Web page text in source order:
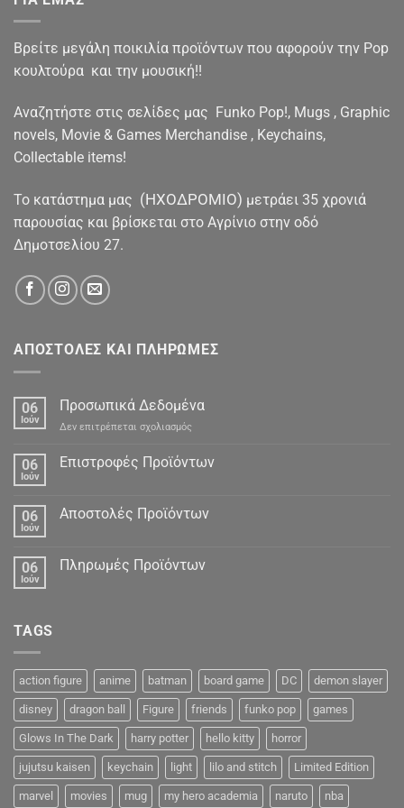
Βρείτε μεγάλη ποικιλία προϊόντων που αφορούν την Pop
κουλτούρα και την μουσική!!
Αναζητήστε στις σελίδες μας Funko Pop!, Mugs , Graphic
novels, Movie & Games Merchandise , Keychains,
Collectable items!
To κατάστημα μας (ΗΧΟΔΡΟΜΙΟ) μετράει 35 χρονιά
παρουσίας και βρίσκεται στο Αγρίνιο στην οδό
Δημοτσελίου 27.
ΑΠΟΣΤΟΛΕΣ ΚΑΙ ΠΛΗΡΩΜΕΣ
06
Ιούν
Προσωπικά Δεδομένα
Δεν επιτρέπεται σχολιασμός
06
Ιούν
Επιστροφές Προϊόντων
06
Ιούν
Αποστολές Προϊόντων
06
Ιούν
Πληρωμές Προϊόντων
TAGS
action figure anime batman board game DC demon slayer
disney dragon ball Figure friends funko pop games
Glows In The Dark harry potter hello kitty horror
jujutsu kaisen keychain light lilo and stitch Limited Edition
marvel movies mug my hero academia naruto nba